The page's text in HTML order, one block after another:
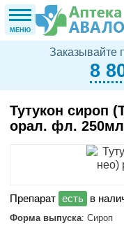
МЕНЮ
Заказывайте
8
Тутукон сироп
орал. фл. 250мл
в
Форма выпуска: Сироп